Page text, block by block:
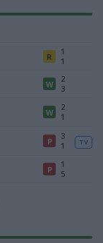
R
1
1
W
2
3
W
2
1
P
3
1
TV
P
1
5